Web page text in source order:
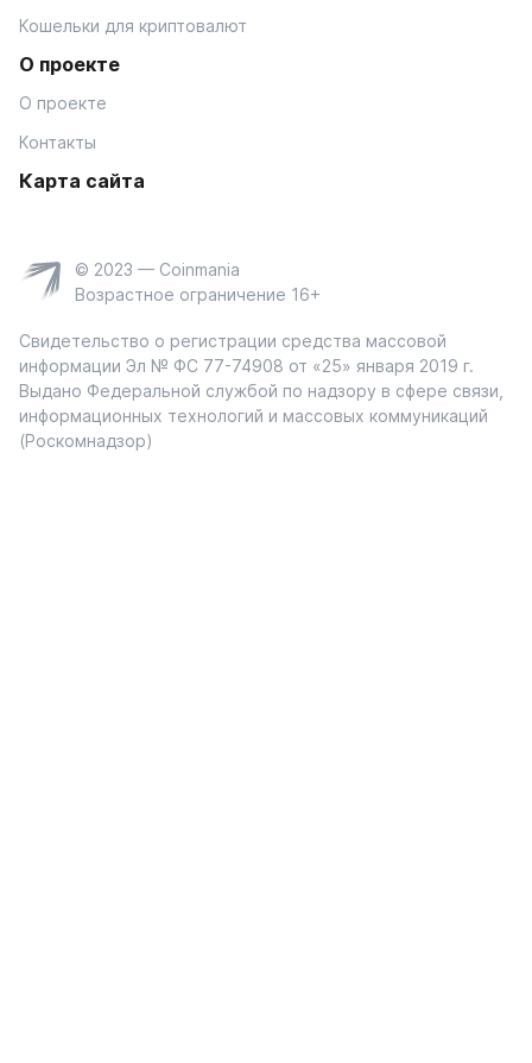
Кошельки для криптовалют
О проекте
О проекте
Контакты
Карта сайта
© 2023 — Coinmania
Возрастное ограничение 16+
Свидетельство о регистрации средства массовой
информации Эл № ФС 77-74908 от «25» января 2019 г.
Выдано Федеральной службой по надзору в сфере связи,
информационных технологий и массовых коммуникаций
(Роскомнадзор)